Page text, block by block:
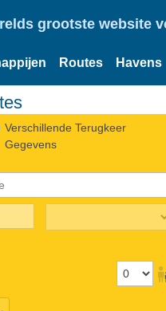
grootste website
Routes Havens
Verschillende Terugkeer
Gegevens